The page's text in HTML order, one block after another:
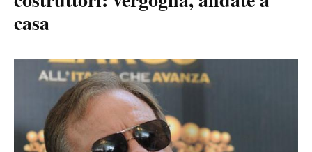
casa